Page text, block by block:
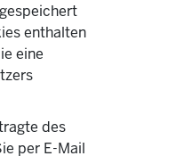
enthalten
eine
des
per E-Mail